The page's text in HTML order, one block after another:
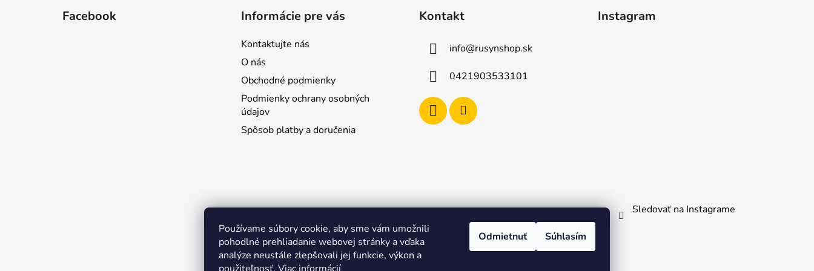
Používame súbory cookie, aby sme vám umožnili
pohodlné prehliadanie webovej stránky a vďaka
analýze neustále zlepšovali jej funkcie, výkon a
Odmietnuť Súhlasím
Facebook Informácie pre vás
Kontaktujte nás
O nás
Obchodné podmienky
Podmienky ochrany osobných
údajov
Spôsob platby a doručenia
Kontakt
info@rusynshop.sk
0421903533101
Instagram
Sledovať na Instagrame